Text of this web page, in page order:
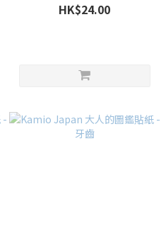
HK$24.00